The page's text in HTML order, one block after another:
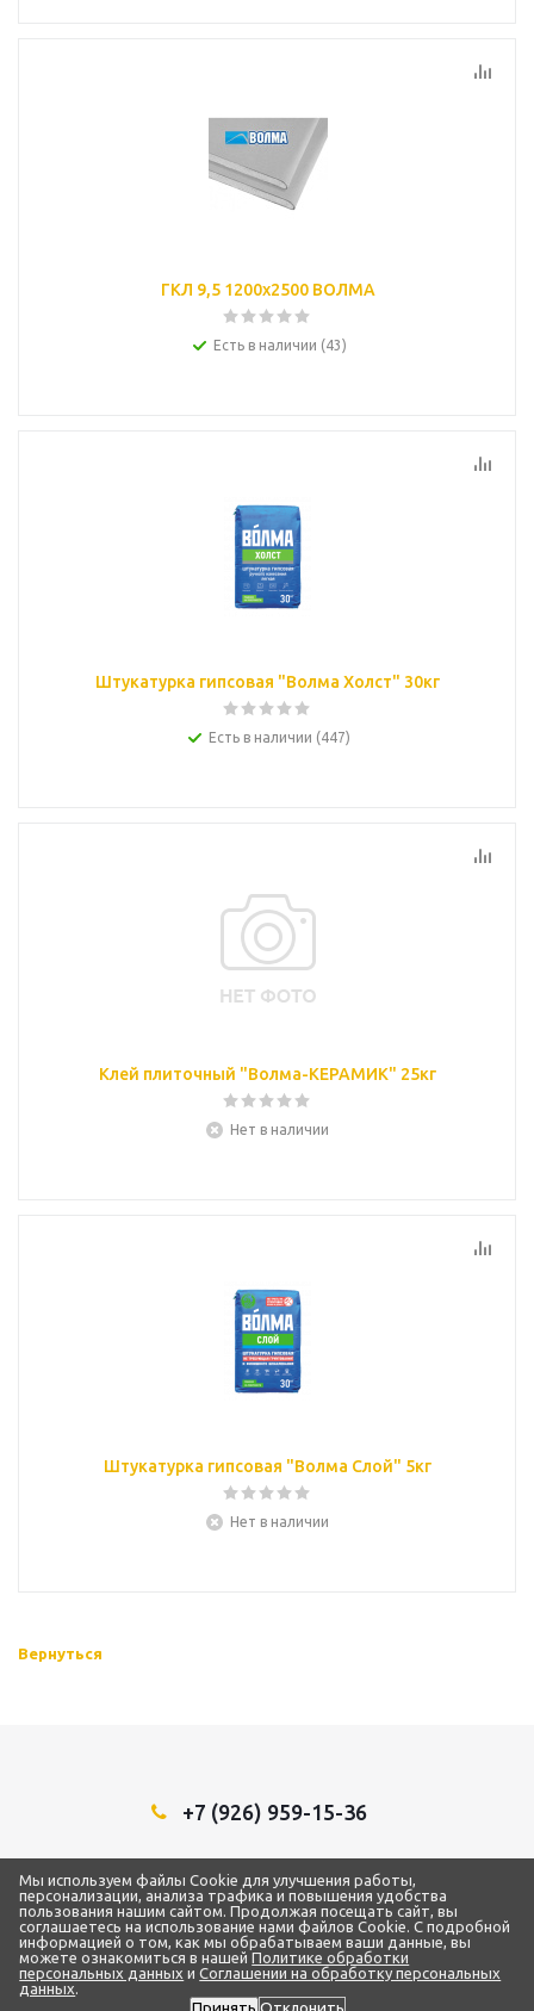
ГКЛ 9,5 1200х2500 ВОЛМА
Есть в наличии (43)
Штукатурка гипсовая "Волма Холст" 30кг
Есть в наличии (447)
Клей плиточный "Волма-КЕРАМИК" 25кг
Нет в наличии
Штукатурка гипсовая "Волма Слой" 5кг
Нет в наличии
Вернуться
+7 (926) 959-15-36
2018 - 2026 © ТЦ “1Строительный”
ИП Самарин Александр Владимирович
ИНН 772873093959 / ОГРН 319500700004192
Мы используем файлы Cookie для улучшения работы,
персонализации, анализа трафика и повышения удобства
пользования нашим сайтом. Продолжая посещать сайт, вы
соглашаетесь на использование нами файлов Cookie. С подробной
информацией о том, как мы обрабатываем ваши данные, вы
можете ознакомиться в нашейПолитике обработки
персональных данных иСоглашении на обработку персональных
данных.